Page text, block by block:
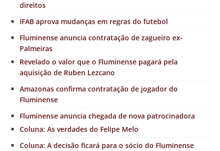
direitos
IFAB aprova mudanças em regras do futebol
Fluminense anuncia contratação de zagueiro ex-
Palmeiras
Revelado o valor que o Fluminense pagará pela
aquisição de Ruben Lezcano
Amazonas confirma contratação de jogador do
Fluminense
Fluminense anuncia chegada de nova patrocinadora
Coluna: As verdades do Felipe Melo
Coluna: A decisão ficará para o sócio do Fluminense